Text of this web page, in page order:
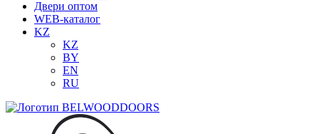
Двери оптом
WEB-каталог
KZ
KZ
BY
EN
RU